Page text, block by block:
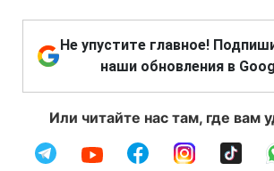
Не упустите главное!
наши обновления в
Или читайте нас там, где вам